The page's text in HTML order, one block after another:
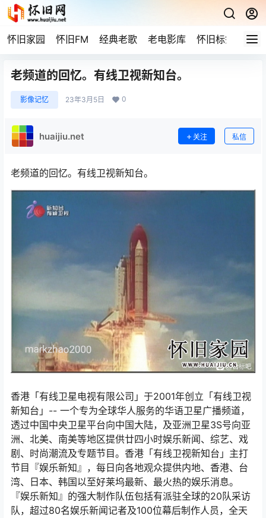
怀旧家园 怀旧FM 经典老歌 老电影库 怀旧标签 网
老频道的回忆。有线卫视新知台。
影像记忆 23年3月5日 0
huaijiu.net 关注 私信
老频道的回忆。有线卫视新知台。
香港「有线卫星电视有限公司」于2001年创立「有线卫视
新知台」-- 一个专为全球华人服务的华语卫星广播频道，
透过中国中央卫星平台向中国大陆，及亚洲卫星3S号向亚
洲、北美、南美等地区提供廿四小时娱乐新闻、综艺、戏
剧、时尚潮流及专题节目。香港「有线卫视新知台」主打
节目『娱乐新知』，每日向各地观众提供内地、香港、台
湾、日本、韩国以至好莱坞最新、最火热的娱乐消息。
『娱乐新知』的强大制作队伍包括有派驻全球的20队采访
队，超过80名娱乐新闻记者及100位幕后制作人员，全天